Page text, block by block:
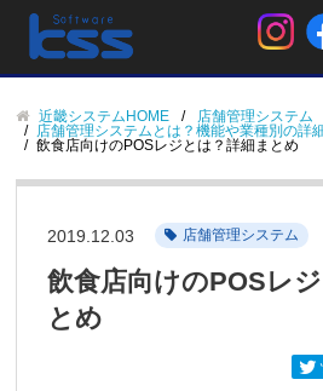
近畿システムHOME
店舗管理システム
店舗管理システムとは？機能や業種別の詳
飲食店向けのPOSレジとは？詳細まとめ
2019.12.03 店舗管理システム
飲食店向けのPOSレ
とめ